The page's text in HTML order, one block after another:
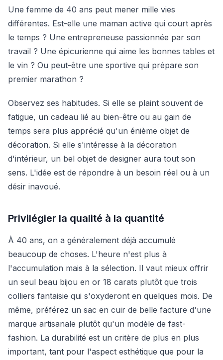
Une femme de 40 ans peut mener mille vies
différentes. Est-elle une maman active qui court après
le temps ? Une entrepreneuse passionnée par son
travail ? Une épicurienne qui aime les bonnes tables et
le vin ? Ou peut-être une sportive qui prépare son
premier marathon ?
Observez ses habitudes. Si elle se plaint souvent de
fatigue, un cadeau lié au bien-être ou au gain de
temps sera plus apprécié qu'un énième objet de
décoration. Si elle s'intéresse à la décoration
d'intérieur, un bel objet de designer aura tout son
sens. L'idée est de répondre à un besoin réel ou à un
désir inavoué.
Privilégier la qualité à la quantité
À 40 ans, on a généralement déjà accumulé
beaucoup de choses. L'heure n'est plus à
l'accumulation mais à la sélection. Il vaut mieux offrir
un seul beau bijou en or 18 carats plutôt que trois
colliers fantaisie qui s'oxyderont en quelques mois. De
même, préférez un sac en cuir de belle facture d'une
marque artisanale plutôt qu'un modèle de fast-
fashion. La durabilité est un critère de plus en plus
important, tant pour l'aspect esthétique que pour la